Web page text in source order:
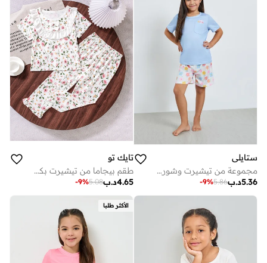
ستايلي
مجموعة من تيشيرت وشورت بطبعة أزهار
د.ب5.36
5.86
-9%
تايك تو
طقم بيجاما من تيشيرت بكشكشة وبنطال بطبعة زهور للبنات
د.ب4.65
5.08
-9%
الأكثر طلبا